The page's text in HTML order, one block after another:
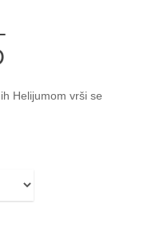
Helijumom vrši se